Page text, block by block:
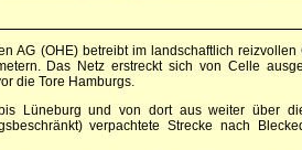
AG (OHE) betreibt im landschaftlich
Das Netz erstreckt sich von Celle
die Tore Hamburgs.
Lüneburg und von dort aus weiter über
verpachtete Strecke nach